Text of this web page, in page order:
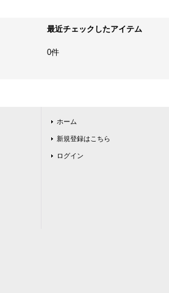
最近チェックしたアイテム
0件
ホーム
新規登録はこちら
ログイン